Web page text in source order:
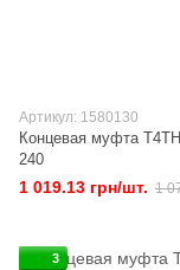
Артикул: 1580130
Концевая муфта
240
1 019.13 грн/шт. 1
3